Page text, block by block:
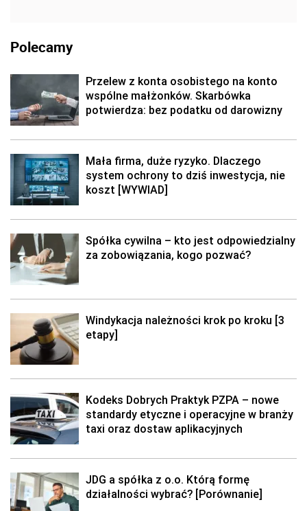
Polecamy
Przelew z konta osobistego na konto
wspólne małżonków. Skarbówka
potwierdza: bez podatku od darowizny
Mała firma, duże ryzyko. Dlaczego
system ochrony to dziś inwestycja, nie
koszt [WYWIAD]
Spółka cywilna – kto jest odpowiedzialny
za zobowiązania, kogo pozwać?
Windykacja należności krok po kroku [3
etapy]
Kodeks Dobrych Praktyk PZPA – nowe
standardy etyczne i operacyjne w branży
taxi oraz dostaw aplikacyjnych
JDG a spółka z o.o. Którą formę
działalności wybrać? [Porównanie]